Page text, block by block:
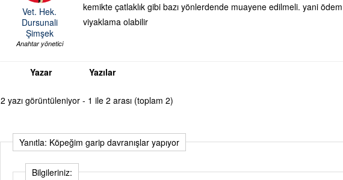
Vet. Hek.
Dursunali
Şimşek
Anahtar yönetici
kemikte çatlaklık gibi bazı yönlerdende muayene edilmeli. yani
viyaklama olabilir
Yazar Yazılar
2 yazı görüntüleniyor - 1 ile 2 arası (toplam 2)
Yanıtla: Köpeğim garip davranışlar yapıyor
Bilgileriniz: